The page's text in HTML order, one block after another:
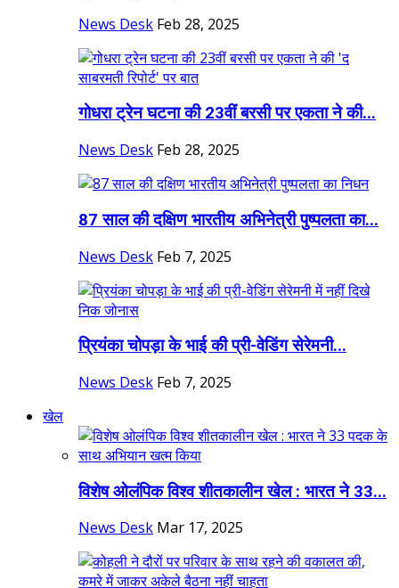
News Desk Feb 28, 2025
गोधरा ट्रेन घटना की 23वीं बरसी पर एकता ने की...
News Desk Feb 28, 2025
87 साल की दक्षिण भारतीय अभिनेत्री पुष्पलता का...
News Desk Feb 7, 2025
प्रियंका चोपड़ा के भाई की प्री-वेडिंग सेरेमनी...
News Desk Feb 7, 2025
खेल
विशेष ओलंपिक विश्व शीतकालीन खेल : भारत ने 33...
News Desk Mar 17, 2025